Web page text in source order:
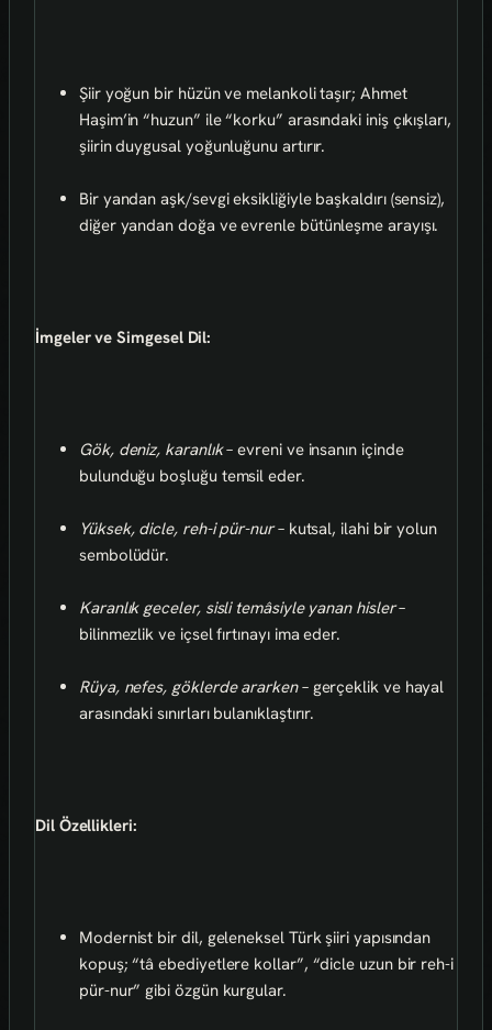
Şiir yoğun bir hüzün ve melankoli taşır; Ahmet
Haşim’in “huzun” ile “korku” arasındaki iniş çıkışları,
şiirin duygusal yoğunluğunu artırır.
Bir yandan aşk/sevgi eksikliğiyle başkaldırı (sensiz),
diğer yandan doğa ve evrenle bütünleşme arayışı.
İmgeler ve Simgesel Dil:
Gök, deniz, karanlık– evreni ve insanın içinde
bulunduğu boşluğu temsil eder.
Yüksek, dicle, reh-i pür-nur– kutsal, ilahi bir yolun
sembolüdür.
Karanlık geceler, sisli temâsiyle yanan hisler–
bilinmezlik ve içsel fırtınayı ima eder.
Rüya, nefes, göklerde ararken– gerçeklik ve hayal
arasındaki sınırları bulanıklaştırır.
Dil Özellikleri:
Modernist bir dil, geleneksel Türk şiiri yapısından
kopuş; “tâ ebediyetlere kollar”, “dicle uzun bir reh-i
pür-nur” gibi özgün kurgular.